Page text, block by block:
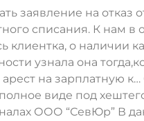
заявление на отказ
списания. К нам в
клиентка, о наличии
узнала она
на зарплатную
виде под
ООО “СевЮр” В